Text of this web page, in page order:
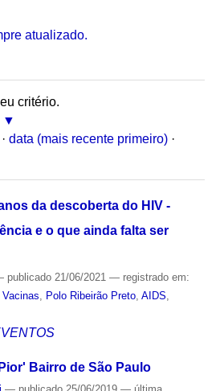
atualizado.
critério.
· data (mais recente primeiro) ·
da descoberta do HIV -
e o que ainda falta ser
publicado21/06/2021 — registrado em:
Vacinas Polo Ribeirão Preto, AIDS
Bairro de São Paulo